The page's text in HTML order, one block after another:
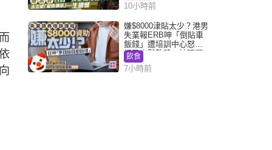
10小時前
嫌$8000津貼太少？港男
失業報ERB呻「倒貼車
飯錢」遭培訓中心怒轟
網民幽默教路：揀呢類
課程唔會蝕...
飲食
7小時前